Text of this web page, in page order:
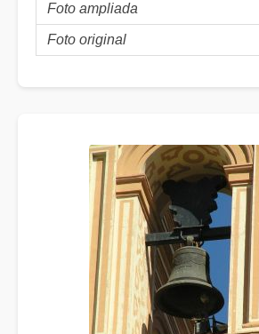
Foto ampliada
Foto original